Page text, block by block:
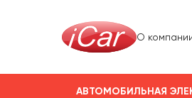
О
АВТОМОБИЛЬНАЯ